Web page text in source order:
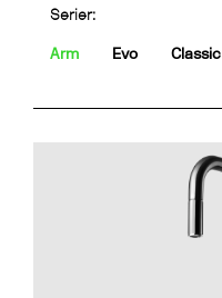
Serier:
Arm Evo Classic